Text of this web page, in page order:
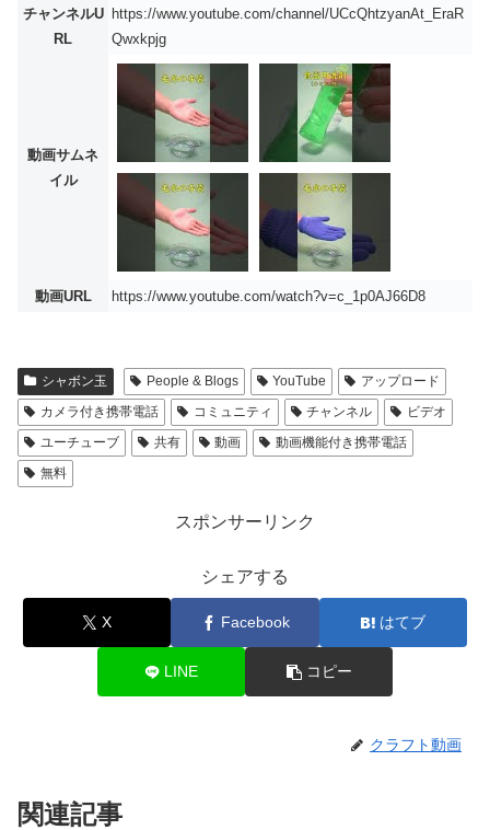
チャンネルU
RL
https://www.youtube.com/channel/UCcQhtzyanAt_EraR
Qwxkpjg
動画サムネ
イル
動画URL https://www.youtube.com/watch?v=c_1p0AJ66D8
シャボン玉 People & Blogs YouTube
アップロード
カメラ付き携帯電話
コミュニティ チャンネル
ビデオ
ユーチューブ
共有 動画
動画機能付き携帯電話
無料
スポンサーリンク
シェアする
X Facebook はてブ
LINE コピー
クラフト動画
関連記事